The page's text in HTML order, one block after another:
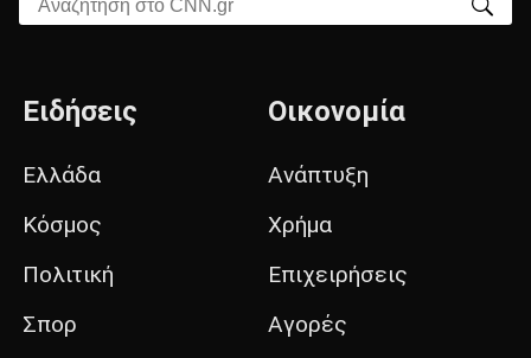
Ειδήσεις
Ελλάδα
Κόσμος
Πολιτική
Σπορ
Οικονομία
Ανάπτυξη
Χρήμα
Επιχειρήσεις
Αγορές